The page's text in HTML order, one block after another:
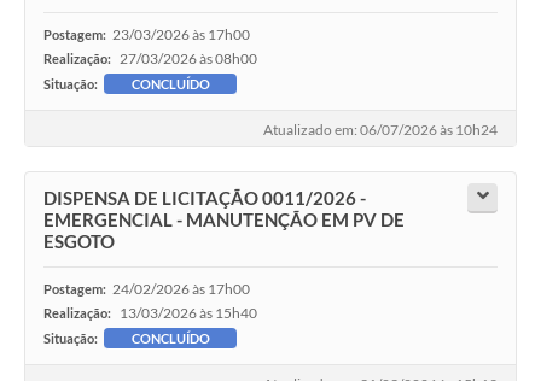
Postagem: 23/03/2026 às 17h00
Realização: 27/03/2026 às 08h00
Situação: CONCLUÍDO
Atualizado em: 06/07/2026 às 10h24
DISPENSA DE LICITAÇÃO 0011/2026 -
EMERGENCIAL - MANUTENÇÃO EM PV DE
ESGOTO
Postagem: 24/02/2026 às 17h00
Realização: 13/03/2026 às 15h40
Situação: CONCLUÍDO